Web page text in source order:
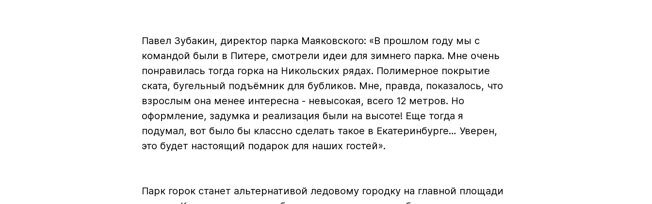
Павел Зубакин, директор парка Маяковского: «В прошлом году мы с
командой были в Питере, смотрели идеи для зимнего парка. Мне очень
понравилась тогда горка на Никольских рядах. Полимерное покрытие
ската, бугельный подъёмник для бубликов. Мне, правда, показалось, что
взрослым она менее интересна - невысокая, всего 12 метров. Но
оформление, задумка и реализация были на высоте! Еще тогда я
подумал, вот было бы классно сделать такое в Екатеринбурге… Уверен,
это будет настоящий подарок для наших гостей».
Парк горок станет альтернативой ледовому городку на главной площади